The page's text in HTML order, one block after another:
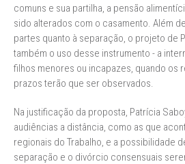
comuns e sua partilha, a pensão
sido alterados com o casamento. Além
partes quanto à separação, o projeto de
também o uso desse instrumento - a
filhos menores ou incapazes, quando os
prazos terão que ser observados.
Na justificação da proposta, Patrícia
audiências a distância, como as que
regionais do Trabalho, e a possibilidade
separação e o divórcio consensuais